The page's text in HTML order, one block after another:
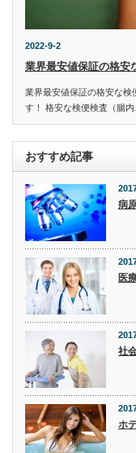
2022-9-2
業界最安値保証の格安
業界最安値保証の格安な検
す！ 格安な検便検査（腸
おすすめ記事
病
医
社
ホ